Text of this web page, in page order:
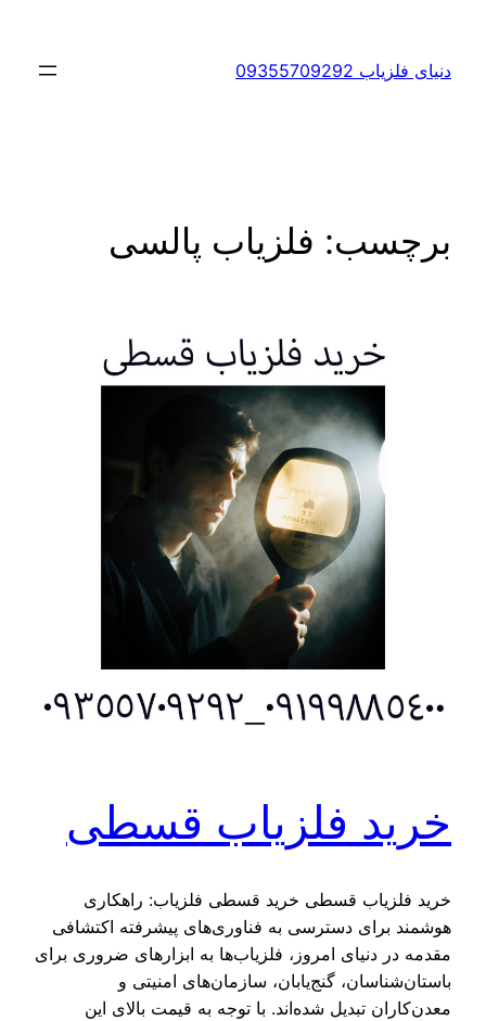
محتوادنیای فلزیاب 09355709292
برچسب: فلزیاب پالسی
خرید فلزیاب قسطی
خرید فلزیاب قسطی خرید قسطی فلزیاب: راهکاری
هوشمند برای دسترسی به فناوری‌های پیشرفته اکتشافی
مقدمه در دنیای امروز، فلزیاب‌ها به ابزارهای ضروری برای
باستان‌شناسان، گنج‌یابان، سازمان‌های امنیتی و
معدن‌کاران تبدیل شده‌اند. با توجه به قیمت بالای این